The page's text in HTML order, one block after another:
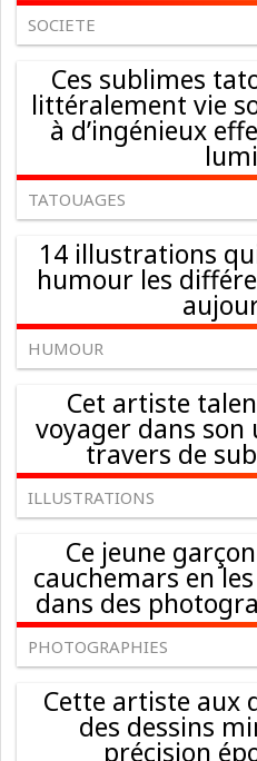
SOCIETE
Ces sublimes
littéralement vie
à d’ingénieux
TATOUAGES
14 illustrations
humour les
HUMOUR
Cet artiste
voyager dans
travers de
ILLUSTRATIONS
Ce jeune
cauchemars en
dans des
PHOTOGRAPHIES
Cette artiste aux
des dessins
précision